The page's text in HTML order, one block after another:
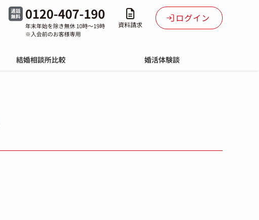
0120-407-190
年末年始を除き無休 10時～19時
※入会前のお客様専用
資料請求
ログイン
結婚相談所比較 婚活体験談